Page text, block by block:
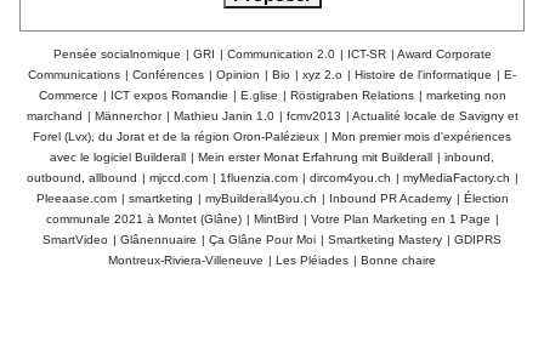
Pensée socialnomique | GRI | Communication 2.0 | ICT-SR | Award Corporate
Communications | Conférences | Opinion | Bio | xyz 2.o | Histoire de l'informatique | E-
Commerce | ICT expos Romandie | E.glise | Röstigraben Relations | marketing non
marchand | Männerchor | Mathieu Janin 1.0 | fcmv2013 | Actualité locale de Savigny et
Forel (Lvx), du Jorat et de la région Oron-Palézieux | Mon premier mois d'expériences
avec le logiciel Builderall | Mein erster Monat Erfahrung mit Builderall | inbound,
outbound, allbound | mjccd.com | 1fluenzia.com | dircom4you.ch | myMediaFactory.ch |
Pleeaase.com | smartketing | myBuilderall4you.ch | Inbound PR Academy | Élection
communale 2021 à Montet (Glâne) | MintBird | Votre Plan Marketing en 1 Page |
SmartVideo | Glânennuaire | Ça Glâne Pour Moi | Smartketing Mastery | GDIPRS
Montreux-Riviera-Villeneuve | Les Pléiades | Bonne chaire